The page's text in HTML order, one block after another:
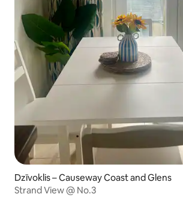
Dzīvoklis – Causeway Coast and Glens
Strand View @ No.3